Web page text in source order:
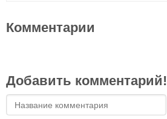
Комментарии
Добавить комментарий!